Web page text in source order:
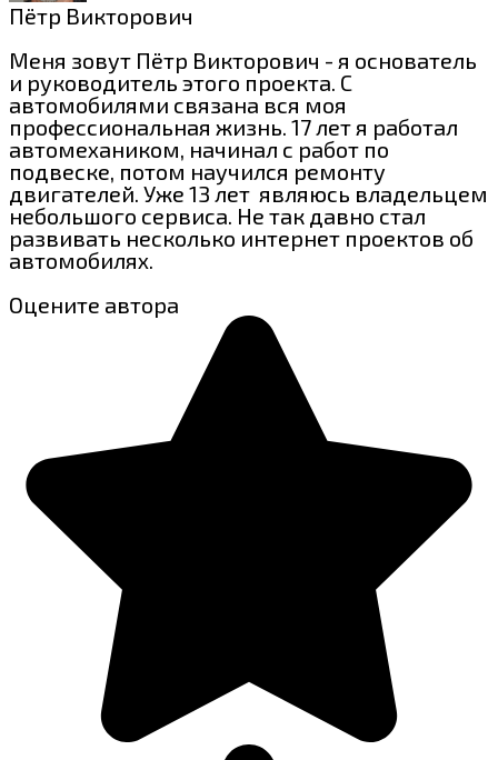
Пётр Викторович
Меня зовут Пётр Викторович - я основатель
и руководитель этого проекта. С
автомобилями связана вся моя
профессиональная жизнь. 17 лет я работал
автомехаником, начинал с работ по
подвеске, потом научился ремонту
двигателей. Уже 13 лет являюсь владельцем
небольшого сервиса. Не так давно стал
развивать несколько интернет проектов об
автомобилях.
Оцените автора